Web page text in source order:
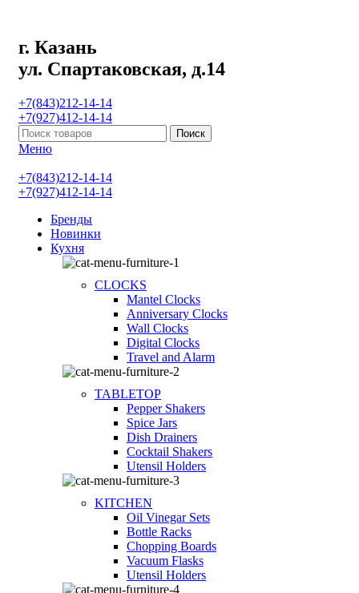
г. Казань
ул. Спартаковская, д.14
+7(843)212-14-14
+7(927)412-14-14
Поиск
Меню
+7(843)212-14-14
+7(927)412-14-14
Бренды
Новинки
Кухня
CLOCKS
Mantel Clocks
Anniversary Clocks
Wall Clocks
Digital Clocks
Travel and Alarm
TABLETOP
Pepper Shakers
Spice Jars
Dish Drainers
Сocktail Shakers
Utensil Holders
KITCHEN
Oil Vinegar Sets
Bottle Racks
Chopping Boards
Vacuum Flasks
Utensil Holders